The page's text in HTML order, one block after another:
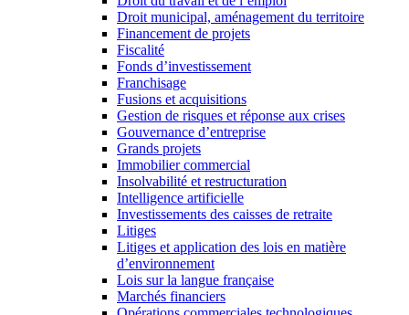
Droit municipal, aménagement du territoire
Financement de projets
Fiscalité
Fonds d’investissement
Franchisage
Fusions et acquisitions
Gestion de risques et réponse aux crises
Gouvernance d’entreprise
Grands projets
Immobilier commercial
Insolvabilité et restructuration
Intelligence artificielle
Investissements des caisses de retraite
Litiges
Litiges et application des lois en matière
d’environnement
Lois sur la langue française
Marchés financiers